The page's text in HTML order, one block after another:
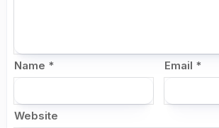
Name * Email *
Website